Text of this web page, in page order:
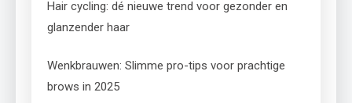
Hair cycling: dé nieuwe trend voor gezonder en
glanzender haar
Wenkbrauwen: Slimme pro-tips voor prachtige
brows in 2025